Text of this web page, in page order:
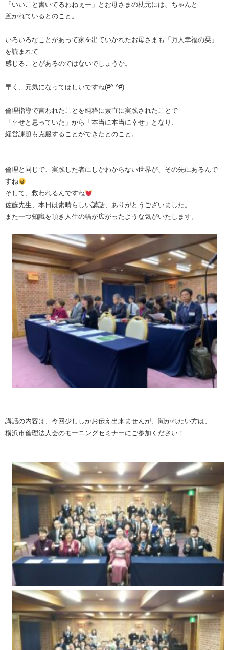
「いいこと書いてるわねぇー」とお母さまの枕元には、ちゃんと
置かれているとのこと。
いろいろなことがあって家を出ていかれたお母さまも「万人幸福の栞」
を読まれて
感じることがあるのではないでしょうか。
早く、元気になってほしいですね(#^.^#)
倫理指導で言われたことを純粋に素直に実践されたことで
「幸せと思っていた」から「本当に本当に幸せ」となり、
経営課題も克服することができたとのこと。
倫理と同じで、実践した者にしかわからない世界が、その先にあるんで
すね
そして、救われるんですね
佐藤先生、本日は素晴らしい講話、ありがとうございました。
また一つ知識を頂き人生の幅が広がったような気がいたします。
講話の内容は、今回少ししかお伝え出来ませんが、聞かれたい方は、
横浜市倫理法人会のモーニングセミナーにご参加ください！